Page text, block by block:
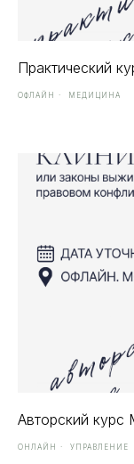
Практический
ОФЛАЙН МЕДИЦИНА
Авторский курс
ОНЛАЙН УПРАВЛЕНИЕ
© 2023
Политика
Договор-